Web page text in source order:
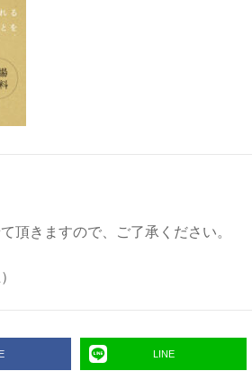
頂きますので、ご了承ください。
LINE